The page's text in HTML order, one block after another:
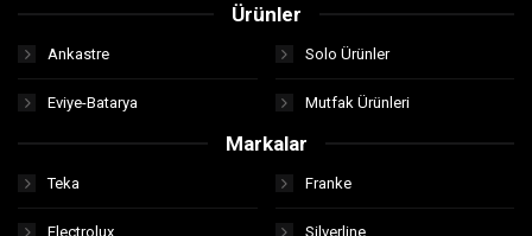
Ürünler
Ankastre Solo Ürünler
Eviye-Batarya Mutfak Ürünleri
Markalar
Teka Franke
Electrolux Silverline